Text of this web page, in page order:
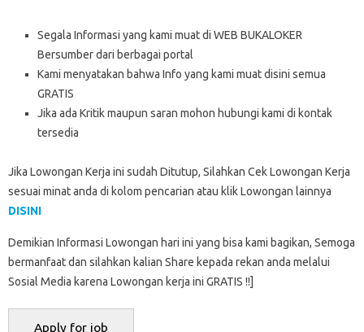
Segala Informasi yang kami muat di WEB BUKALOKER
Bersumber dari berbagai portal
Kami menyatakan bahwa Info yang kami muat disini semua
GRATIS
Jika ada Kritik maupun saran mohon hubungi kami di kontak
tersedia
Jika Lowongan Kerja ini sudah Ditutup, Silahkan Cek Lowongan Kerja
sesuai minat anda di kolom pencarian atau klik Lowongan lainnya
DISINI
Demikian Informasi Lowongan hari ini yang bisa kami bagikan, Semoga
bermanfaat dan silahkan kalian Share kepada rekan anda melalui
Sosial Media karena Lowongan kerja ini GRATIS !!]